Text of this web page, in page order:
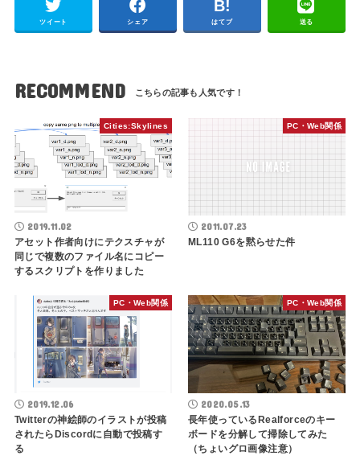
ツイート シェア はてブ 送る
RECOMMEND
Cities:Skylines
2019.11.02
アセット作者向けにテクスチャが
同じで複数のファイル名にコピー
するスクリプトを作りました
PC・Web関係
2011.07.23
ML110 G6を黙らせた件
PC・Web関係
2019.12.06
Twitterの神絵師のイラストが投稿
されたらDiscordに自動で投稿す
る
PC・Web関係
2020.05.13
長年使っているRealforceのキー
ボードを分解して掃除してみた
（ちょいグロ画像注意）